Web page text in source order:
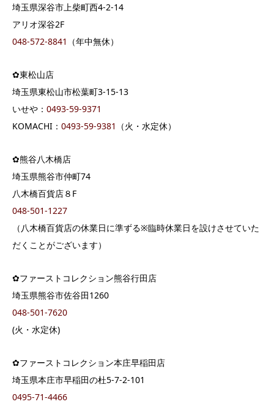
埼玉県深谷市上柴町西4-2-14
アリオ深谷2F
048-572-8841
（年中無休）
✿東松山店
埼玉県東松山市松葉町3-15-13
いせや： 0493-59-9371
KOMACHI： 0493-59-9381 （火・水定休）
✿熊谷八木橋店
埼玉県熊谷市仲町74
八木橋百貨店８F
048-501-1227
（八木橋百貨店の休業日に準ずる※臨時休業日を設けさせていた
だくことがございます）
✿ファーストコレクション熊谷行田店
埼玉県熊谷市佐谷田1260
048-501-7620
(火・水定休)
✿ファーストコレクション本庄早稲田店
埼玉県本庄市早稲田の杜5-7-2-101
0495-71-4466